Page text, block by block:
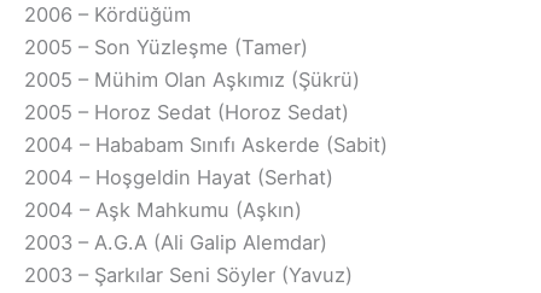
2006 – Kördüğüm
2005 – Son Yüzleşme (Tamer)
2005 – Mühim Olan Aşkımız (Şükrü)
2005 – Horoz Sedat (Horoz Sedat)
2004 – Hababam Sınıfı Askerde (Sabit)
2004 – Hoşgeldin Hayat (Serhat)
2004 – Aşk Mahkumu (Aşkın)
2003 – A.G.A (Ali Galip Alemdar)
2003 – Şarkılar Seni Söyler (Yavuz)